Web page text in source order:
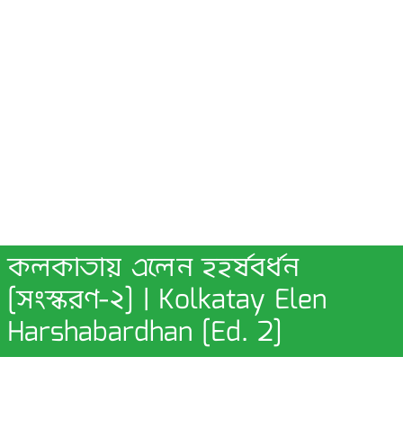
কলকাতায় এলেন হহর্ষবর্ধন
[সংস্করণ-২] | Kolkatay Elen
Harshabardhan [Ed. 2]